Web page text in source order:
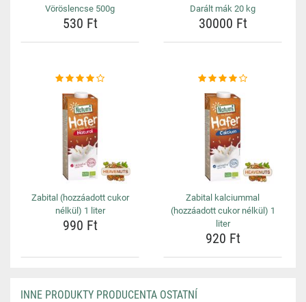
Vöröslencse 500g
530 Ft
Darált mák 20 kg
30000 Ft
Zabital (hozzáadott cukor
nélkül) 1 liter
990 Ft
Zabital kalciummal
(hozzáadott cukor nélkül) 1
liter
920 Ft
INNE PRODUKTY PRODUCENTA OSTATNÍ